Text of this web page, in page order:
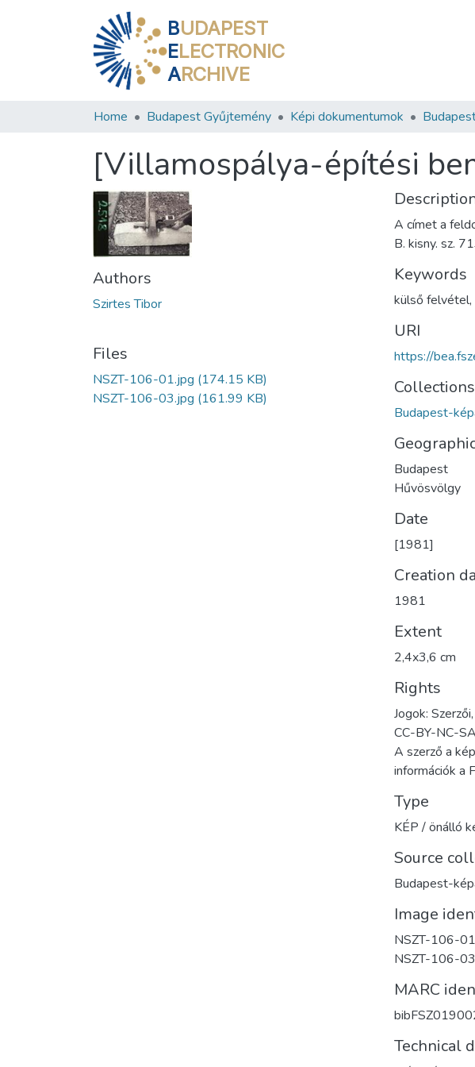
BUDAPEST
ELECTRONIC
ARCHIVE
Home Budapest Gyűjtemény Képi dokumentumok
[Villamospálya-építési
Authors
Szirtes Tibor
Files
NSZT-106-01.jpg (174.15 KB)
NSZT-106-03.jpg (161.99 KB)
A címet a
B. kisny. sz.
Keywords
külső felvétel,
URI
https://
Collections
Budapest-
Budapest
Hűvösvölgy
Date
[1981]
Creation
1981
Extent
2,4x3,6 cm
Rights
Jogok:
CC-BY-NC-
A szerző a
információk a
Type
KÉP / önálló
Source
Budapest-
Image
NSZT-106-01
NSZT-106-03
MARC
Technical